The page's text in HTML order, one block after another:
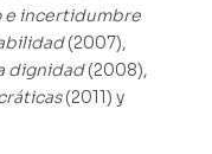
e incertidumbre
(2007),
dignidad(2008),
(2011) y